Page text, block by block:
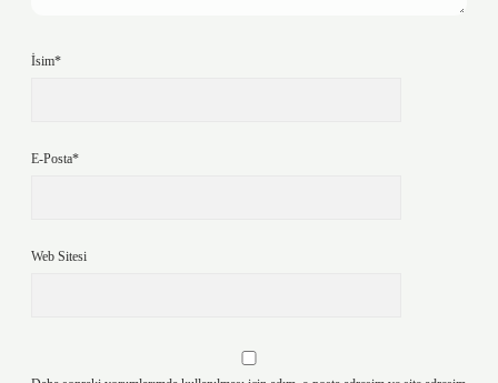
İsim*
E-Posta*
Web Sitesi